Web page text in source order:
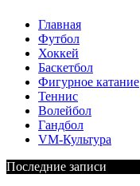
Главная
Футбол
Хоккей
Баскетбол
Фигурное катание
Теннис
Волейбол
Гандбол
VM-Культура
Последние записи